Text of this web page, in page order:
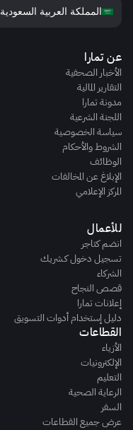
عن تمارا
الأخبار الصحفية
التقارير المالية
مدونة تمارا
اللجنة الشرعية
سياسة الخصوصية
الشروط والأحكام
الوظائف
الإبلاغ عن المخالفات
المركز الإعلامي
للأعمال
انضم كتاجر
تسجيل دخول كـشريك
الشركاء
قصص النجاح
إعلانات تمارا
دليل إستخدام أدوات التسويق
القطاعات
الأزياء
الإلكترونيات
التعليم
الرعاية الصحية
السفر
عرض جميع القطاعات
المملكة العربية السعودية